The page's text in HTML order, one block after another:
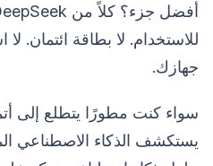
أفضل جزء؟ كلاً من DeepSeek و
للاستخدام. لا بطاقة ائتمان. لا
جهازك.
سواء كنت مطورًا يتطلع إلى
يستكشف الذكاء الاصطناعي